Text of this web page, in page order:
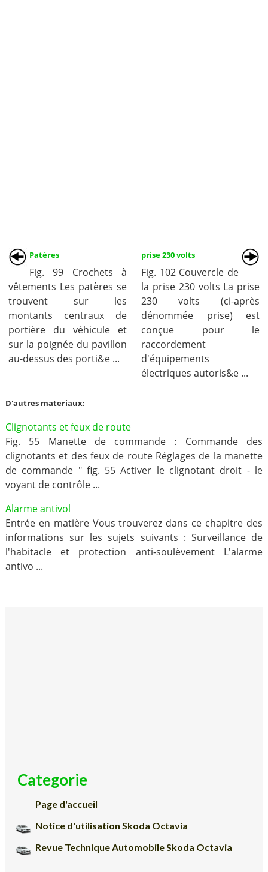
Patères
Fig. 99 Crochets à
vêtements Les patères se
trouvent sur les
montants centraux de
portière du véhicule et
sur la poignée du pavillon
au-dessus des porti&e ...
prise 230 volts
Fig. 102 Couvercle de
la prise 230 volts La prise
230 volts (ci-après
dénommée prise) est
conçue pour le
raccordement
d'équipements
électriques autoris&e ...
D'autres materiaux:
Clignotants et feux de route
Fig. 55 Manette de commande : Commande des
clignotants et des feux de route Réglages de la manette
de commande " fig. 55 Activer le clignotant droit - le
voyant de contrôle ...
Alarme antivol
Entrée en matière Vous trouverez dans ce chapitre des
informations sur les sujets suivants : Surveillance de
l'habitacle et protection anti-soulèvement L'alarme
antivo ...
Categorie
Page d'accueil
Notice d'utilisation Skoda Octavia
Revue Technique Automobile Skoda Octavia